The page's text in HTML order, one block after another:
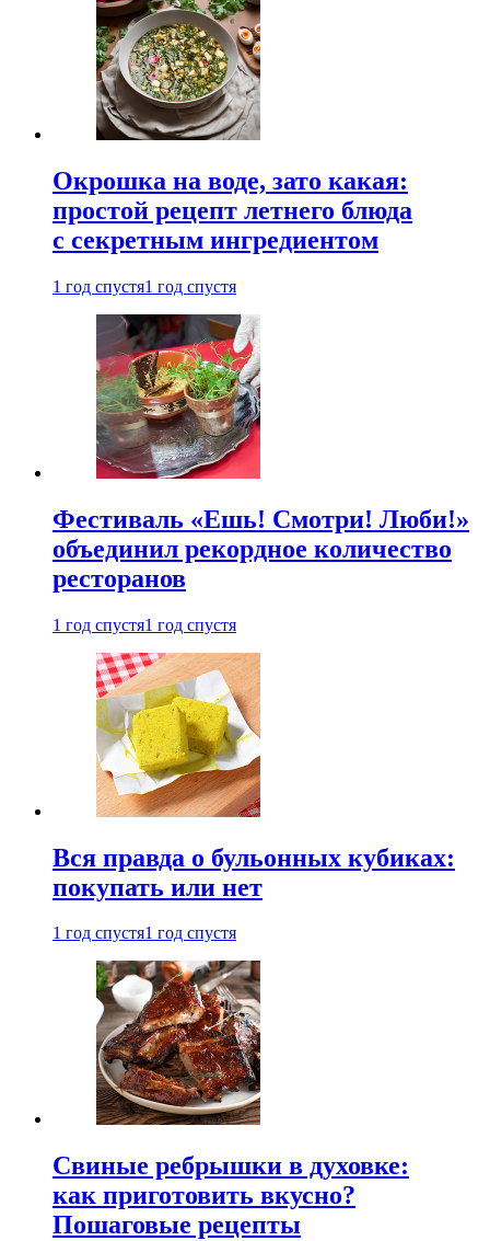
Окрошка на воде, зато какая:
простой рецепт летнего блюда
с секретным ингредиентом
1 год спустя1 год спустя
Фестиваль «Ешь! Смотри! Люби!»
объединил рекордное количество
ресторанов
1 год спустя1 год спустя
Вся правда о бульонных кубиках:
покупать или нет
1 год спустя1 год спустя
Свиные ребрышки в духовке:
как приготовить вкусно?
Пошаговые рецепты